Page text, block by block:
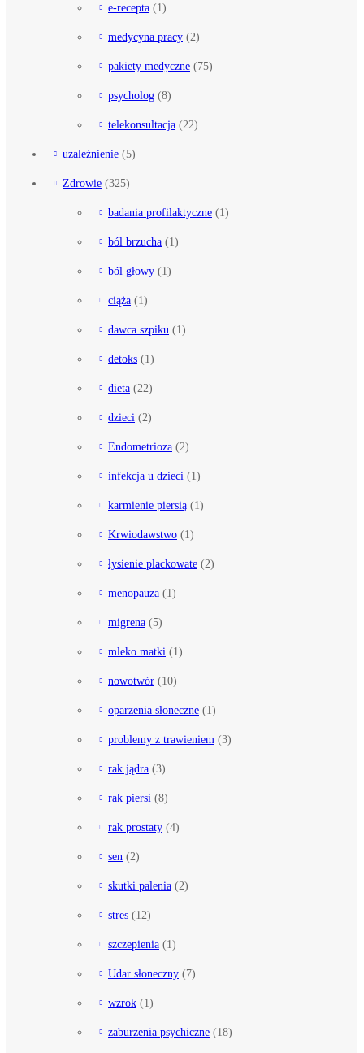
e-recepta (1)
medycyna pracy (2)
pakiety medyczne (75)
psycholog (8)
telekonsultacja (22)
uzależnienie (5)
Zdrowie (325)
badania profilaktyczne (1)
ból brzucha (1)
ból głowy (1)
ciąża (1)
dawca szpiku (1)
detoks (1)
dieta (22)
dzieci (2)
Endometrioza (2)
infekcja u dzieci (1)
karmienie piersią (1)
Krwiodawstwo (1)
łysienie plackowate (2)
menopauza (1)
migrena (5)
mleko matki (1)
nowotwór (10)
oparzenia słoneczne (1)
problemy z trawieniem (3)
rak jądra (3)
rak piersi (8)
rak prostaty (4)
sen (2)
skutki palenia (2)
stres (12)
szczepienia (1)
Udar słoneczny (7)
wzrok (1)
zaburzenia psychiczne (18)